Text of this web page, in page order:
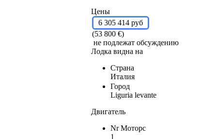
Цены
6 305 414 руб
(53 800 €)
не подлежат обсуждению
Лодка видна на
Страна
Италия
Город
Liguria levante
Двигатель
Nr Моторс
1